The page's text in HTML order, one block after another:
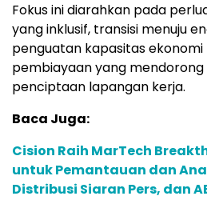
Fokus ini diarahkan pada
yang inklusif, transisi menuju
penguatan kapasitas
pembiayaan yang
penciptaan lapangan kerja.
Baca Juga:
Cision Raih MarTech
untuk Pemantauan dan
Distribusi Siaran Pers, dan